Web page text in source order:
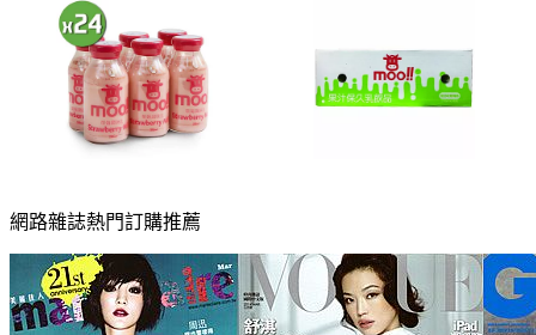
網路雜誌熱門訂購推薦